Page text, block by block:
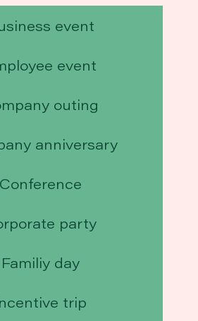
event
event
outing
anniversary
Conference
party
Familiy day
trip